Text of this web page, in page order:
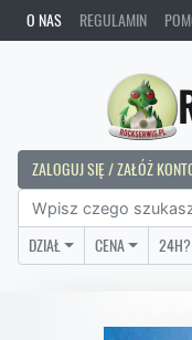
O NAS REGULAMIN
ZALOGUJ SIĘ / ZAŁÓŻ
DZIAŁ CENA 24H?